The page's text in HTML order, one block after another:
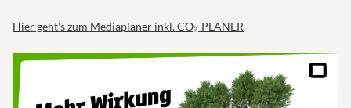
Hier geht's zum Mediaplaner inkl. CO₂-PLANER